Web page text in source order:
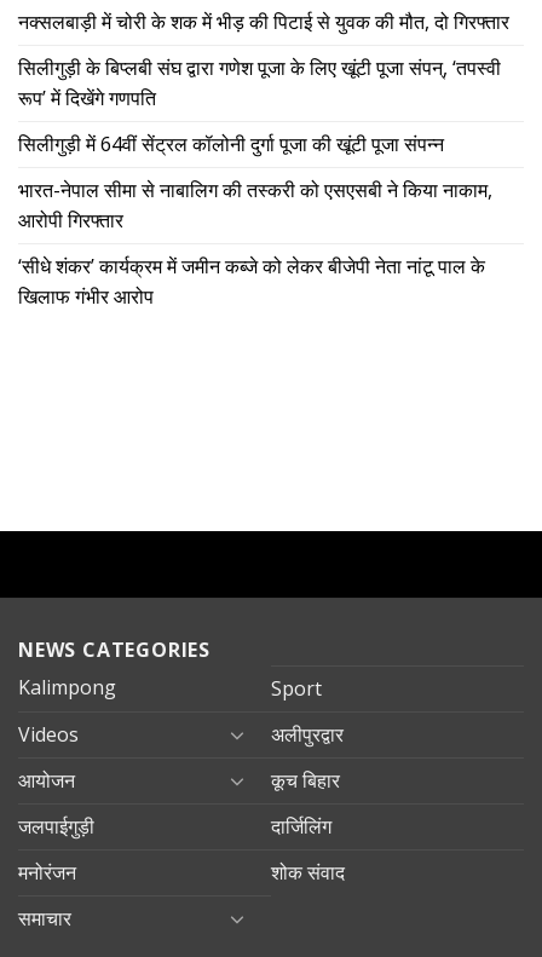
नक्सलबाड़ी में चोरी के शक में भीड़ की पिटाई से युवक की मौत, दो गिरफ्तार
सिलीगुड़ी के बिप्लबी संघ द्वारा गणेश पूजा के लिए खूंटी पूजा संपन्, ‘तपस्वी
रूप’ में दिखेंगे गणपति
सिलीगुड़ी में 64वीं सेंट्रल कॉलोनी दुर्गा पूजा की खूंटी पूजा संपन्न
भारत-नेपाल सीमा से नाबालिग की तस्करी को एसएसबी ने किया नाकाम,
आरोपी गिरफ्तार
‘सीधे शंकर’ कार्यक्रम में जमीन कब्जे को लेकर बीजेपी नेता नांटू पाल के
खिलाफ गंभीर आरोप
NEWS CATEGORIES
Kalimpong
Sport
Videos
अलीपुरद्वार
आयोजन
कूच बिहार
जलपाईगुड़ी
दार्जिलिंग
मनोरंजन
शोक संवाद
समाचार